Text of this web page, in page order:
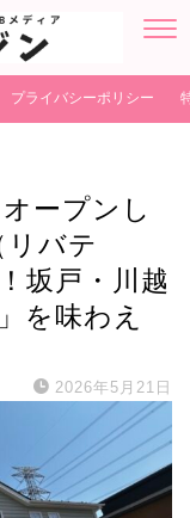
プライバシーポリシー
ープンし
バテ
坂戸・川越
を味わえ
2026年5月21日